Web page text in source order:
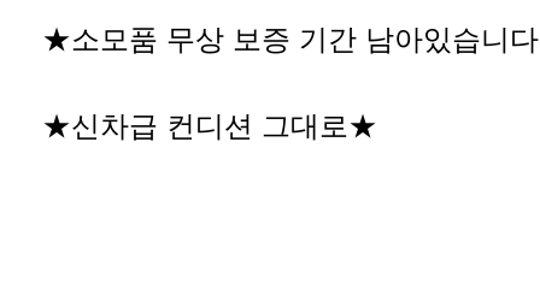
★소모품 무상 보증 기간 남아있습니
★신차급 컨디션 그대로★